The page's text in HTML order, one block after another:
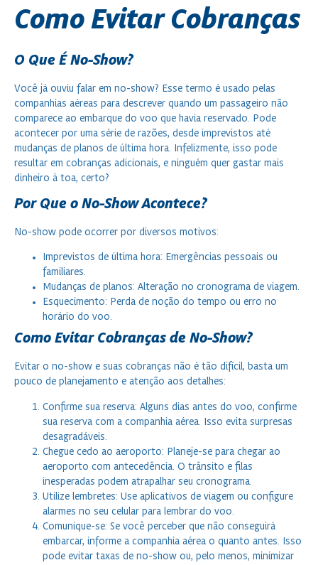
Como Evitar Cobranças
O Que É No-Show?
Você já ouviu falar em no-show? Esse termo é usado pelas
companhias aéreas para descrever quando um passageiro não
comparece ao embarque do voo que havia reservado. Pode
acontecer por uma série de razões, desde imprevistos até
mudanças de planos de última hora. Infelizmente, isso pode
resultar em cobranças adicionais, e ninguém quer gastar mais
dinheiro à toa, certo?
Por Que o No-Show Acontece?
No-show pode ocorrer por diversos motivos:
Imprevistos de última hora: Emergências pessoais ou
familiares.
Mudanças de planos: Alteração no cronograma de viagem.
Esquecimento: Perda de noção do tempo ou erro no
horário do voo.
Como Evitar Cobranças de No-Show?
Evitar o no-show e suas cobranças não é tão difícil, basta um
pouco de planejamento e atenção aos detalhes:
Confirme sua reserva: Alguns dias antes do voo, confirme
sua reserva com a companhia aérea. Isso evita surpresas
desagradáveis.
Chegue cedo ao aeroporto: Planeje-se para chegar ao
aeroporto com antecedência. O trânsito e filas
inesperadas podem atrapalhar seu cronograma.
Utilize lembretes: Use aplicativos de viagem ou configure
alarmes no seu celular para lembrar do voo.
Comunique-se: Se você perceber que não conseguirá
embarcar, informe a companhia aérea o quanto antes. Isso
pode evitar taxas de no-show ou, pelo menos, minimizar